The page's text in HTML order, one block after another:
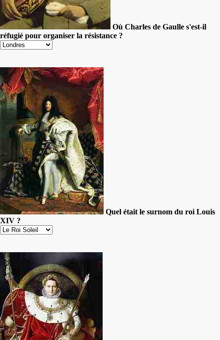
Où Charles de Gaulle s'est-il
réfugié pour organiser la résistance ?
Quel était le surnom du roi Louis
XIV ?